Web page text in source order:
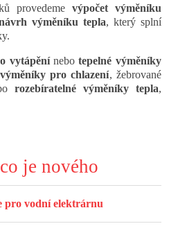
provedeme výpočet výměníku
výměníku tepla, který splní
vytápěnínebotepelné výměníky
pro chlazení, žebrované
rozebíratelné výměníky tepla,
je nového
pro vodní elektrárnu